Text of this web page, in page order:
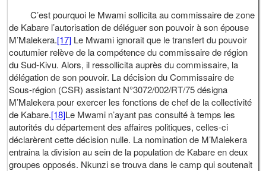
C’est pourquoi le Mwami sollicita au commissaire de zone
de Kabare l’autorisation de déléguer son pouvoir à son épouse
M’Malekera.[17] Le Mwami ignorait que le transfert du pouvoir
coutumier relève de la compétence du commissaire de région
du Sud-Kivu. Alors, il ressollicita auprès du commissaire, la
délégation de son pouvoir. La décision du Commissaire de
Sous-région (CSR) assistant N°3072/002/RT/75 désigna
M’Malekera pour exercer les fonctions de chef de la collectivité
de Kabare.[18]Le Mwami n’ayant pas consulté à temps les
autorités du département des affaires politiques, celles-ci
déclarèrent cette décision nulle. La nomination de M’Malekera
entraina la division au sein de la population de Kabare en deux
groupes opposés. Nkunzi se trouva dans le camp qui soutenait